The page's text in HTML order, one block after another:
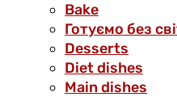
Bake
Готуємо без
Desserts
Diet dishes
Main dishes